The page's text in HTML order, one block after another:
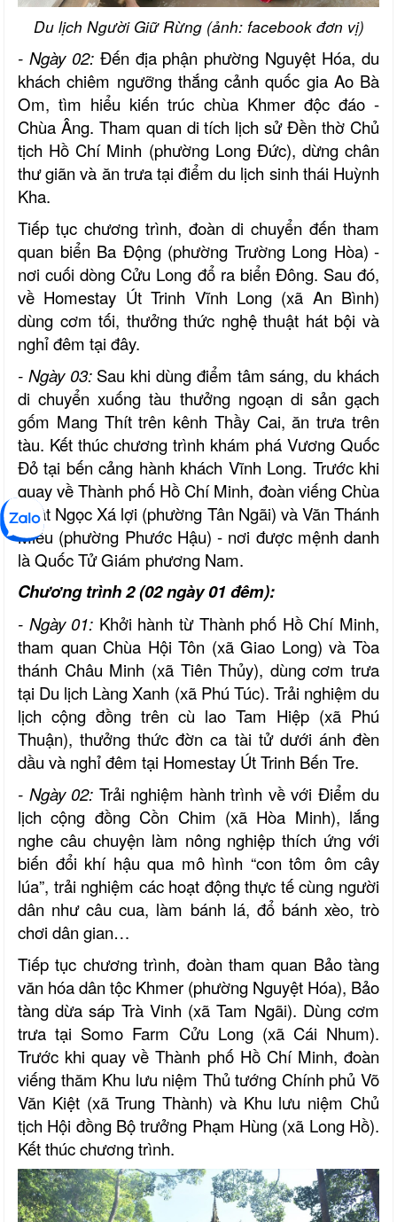
Du lịch Người Giữ Rừng (ảnh: facebook đơn vị)
- Ngày 02:Đến địa phận phường Nguyệt Hóa, du
khách chiêm ngưỡng thắng cảnh quốc gia Ao Bà
Om, tìm hiểu kiến trúc chùa Khmer độc đáo -
Chùa Âng. Tham quan di tích lịch sử Đền thờ Chủ
tịch Hồ Chí Minh (phường Long Đức), dừng chân
thư giãn và ăn trưa tại điểm du lịch sinh thái Huỳnh
Kha.
Tiếp tục chương trình, đoàn di chuyển đến tham
quan biển Ba Động (phường Trường Long Hòa) -
nơi cuối dòng Cửu Long đổ ra biển Đông. Sau đó,
về Homestay Út Trinh Vĩnh Long (xã An Bình)
dùng cơm tối, thưởng thức nghệ thuật hát bội và
nghỉ đêm tại đây.
- Ngày 03:Sau khi dùng điểm tâm sáng, du khách
di chuyển xuống tàu thưởng ngoạn di sản gạch
gốm Mang Thít trên kênh Thầy Cai, ăn trưa trên
tàu. Kết thúc chương trình khám phá Vương Quốc
Đỏ tại bến cảng hành khách Vĩnh Long. Trước khi
quay về Thành phố Hồ Chí Minh, đoàn viếng Chùa
Phật Ngọc Xá lợi (phường Tân Ngãi) và Văn Thánh
Miếu (phường Phước Hậu) - nơi được mệnh danh
là Quốc Tử Giám phương Nam.
Chương trình 2 (02 ngày 01 đêm):
- Ngày 01: Khởi hành từ Thành phố Hồ Chí Minh,
tham quan Chùa Hội Tôn (xã Giao Long) và Tòa
thánh Châu Minh (xã Tiên Thủy), dùng cơm trưa
tại Du lịch Làng Xanh (xã Phú Túc). Trải nghiệm du
lịch cộng đồng trên cù lao Tam Hiệp (xã Phú
Thuận), thưởng thức đờn ca tài tử dưới ánh đèn
dầu và nghỉ đêm tại Homestay Út Trinh Bến Tre.
- Ngày 02: Trải nghiệm hành trình về với Điểm du
lịch cộng đồng Cồn Chim (xã Hòa Minh), lắng
nghe câu chuyện làm nông nghiệp thích ứng với
biến đổi khí hậu qua mô hình “con tôm ôm cây
lúa”, trải nghiệm các hoạt động thực tế cùng người
dân như câu cua, làm bánh lá, đổ bánh xèo, trò
chơi dân gian…
Tiếp tục chương trình, đoàn tham quan Bảo tàng
văn hóa dân tộc Khmer (phường Nguyệt Hóa), Bảo
tàng dừa sáp Trà Vinh (xã Tam Ngãi). Dùng cơm
trưa tại Somo Farm Cửu Long (xã Cái Nhum).
Trước khi quay về Thành phố Hồ Chí Minh, đoàn
viếng thăm Khu lưu niệm Thủ tướng Chính phủ Võ
Văn Kiệt (xã Trung Thành) và Khu lưu niệm Chủ
tịch Hội đồng Bộ trưởng Phạm Hùng (xã Long Hồ).
Kết thúc chương trình.